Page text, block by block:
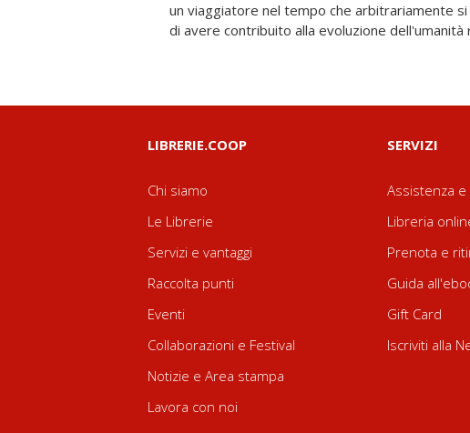
un viaggiatore nel tempo che arbitrariamente
di avere contribuito alla evoluzione dell'umanità
personaggi illustri e alcuni eventi, così da
LIBRERIE.COOP
Chi siamo
Le Librerie
Servizi e vantaggi
Raccolta punti
Eventi
Collaborazioni e Festival
Notizie e Area stampa
Lavora con noi
SERVIZI
Assistenza
Libreria
Prenota e
Guida
Gift Card
Iscriviti alla